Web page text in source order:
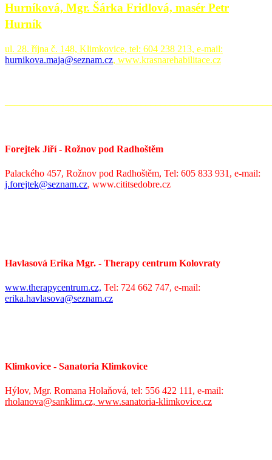
Hurníková, Mgr. Šárka Fridlová, masér Petr
Hurník
ul. 28. října č. 148, Klimkovice, tel: 604 238 213, e-mail:
hurnikova.maja@seznam.cz, www.krasnarehabilitace.cz
Forejtek Jiří - Rožnov pod Radhoštěm
Palackého 457, Rožnov pod Radhoštěm, Tel: 605 833 931, e-mail:
j.forejtek@seznam.cz, www.cititsedobre.cz
Havlasová Erika Mgr. - Therapy centrum Kolovraty
www.therapycentrum.cz, Tel: 724 662 747, e-mail:
erika.havlasova@seznam.cz
Klimkovice - Sanatoria Klimkovice
Hýlov, Mgr. Romana Holaňová, tel: 556 422 111, e-mail:
rholanova@sanklim.cz, www.sanatoria-klimkovice.cz